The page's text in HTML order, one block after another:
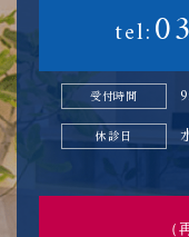
tel:
受付時間
休診日
（